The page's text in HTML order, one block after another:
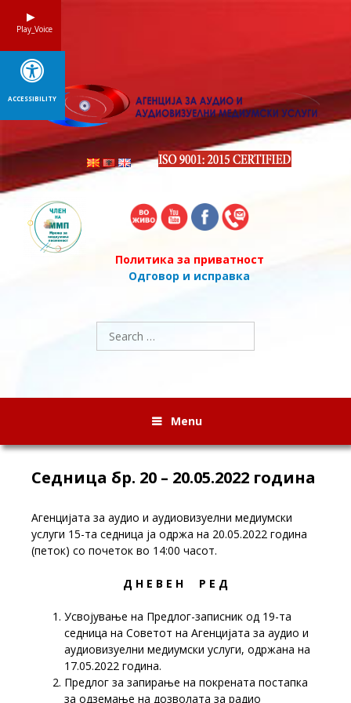
Политика за приватност
Одговор и исправка
Search
for:
Menu
Седница бр. 20 – 20.05.2022 година
Агенцијата за аудио и аудиовизуелни медиумски
услуги 15-та седница ја одржа на 20.05.2022 година
(петок) со почеток во 14:00 часот.
Д Н Е В Е Н Р Е Д
Усвојување на Предлог-записник од 19-та
седница на Советот на Агенцијата за аудио и
аудиовизуелни медиумски услуги, одржана на
17.05.2022 година.
Предлог за запирање на покрената постапка
за одземање на дозволата за радио
Play_Voice
ACCESSIBILITY